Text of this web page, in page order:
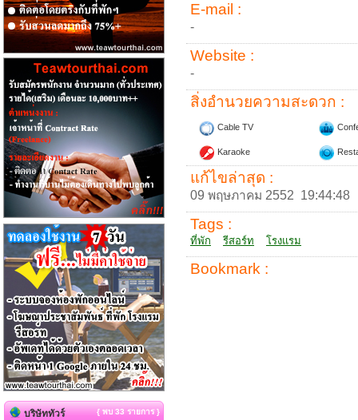
E-mail :
-
Website :
-
สิ่งอำนวยความสะดวก :
Cable TV
Karaoke
แก้ไขล่าสุด :
09 พฤษภาคม 2552 19:44:48
Tags :
ที่พัก รีสอร์ท โรงแรม
Bookmark :
บริษัททัวร์ { พบ 33 รายการ }